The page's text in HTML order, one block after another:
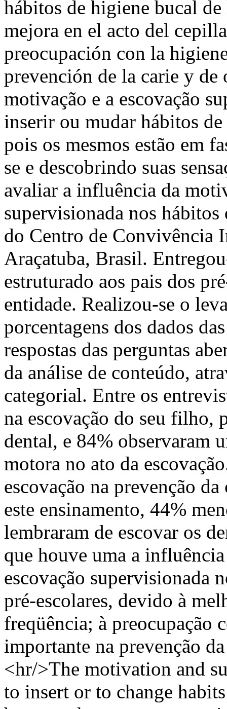
hábitos de higiene bucal
mejora en el acto del
preocupación con la
prevención de la carie y
motivação e a escovação
inserir ou mudar hábitos
pois os mesmos estão em
se e descobrindo suas
avaliar a influência da
supervisionada nos
do Centro de Convivência
Araçatuba, Brasil.
estruturado aos pais dos
entidade. Realizou-se o
porcentagens dos dados
respostas das perguntas
da análise de conteúdo,
categorial. Entre os
na escovação do seu
dental, e 84% observaram
motora no ato da
escovação na prevenção
este ensinamento, 44%
lembraram de escovar os
que houve uma a
escovação supervisionada
pré-escolares, devido à
freqüência; à preocupação
importante na prevenção
<hr/>The motivation and
to insert or to change